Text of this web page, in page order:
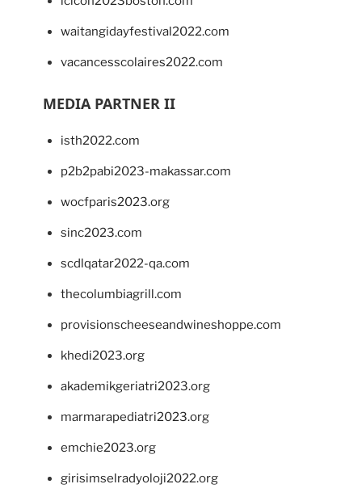
waitangidayfestival2022.com
vacancesscolaires2022.com
MEDIA PARTNER II
isth2022.com
p2b2pabi2023-makassar.com
wocfparis2023.org
sinc2023.com
scdlqatar2022-qa.com
thecolumbiagrill.com
provisionscheeseandwineshoppe.com
khedi2023.org
akademikgeriatri2023.org
marmarapediatri2023.org
emchie2023.org
girisimselradyoloji2022.org